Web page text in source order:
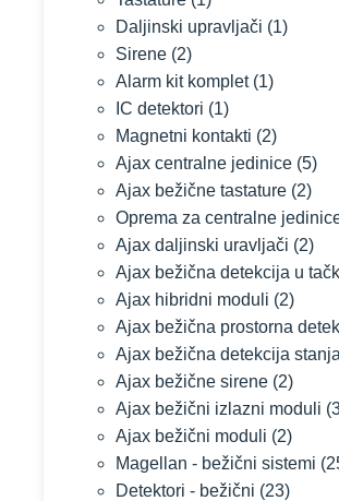
Daljinski upravljači (1)
Sirene (2)
Alarm kit komplet (1)
IC detektori (1)
Magnetni kontakti (2)
Ajax centralne jedinice (5)
Ajax bežične tastature (2)
Oprema za centralne
Ajax daljinski uravljači (2)
Ajax bežična detekcija u
Ajax hibridni moduli (2)
Ajax bežična prostorna
Ajax bežična detekcija
Ajax bežične sirene (2)
Ajax bežični izlazni moduli
Ajax bežični moduli (2)
Magellan - bežični sistemi
Detektori - bežični (23)